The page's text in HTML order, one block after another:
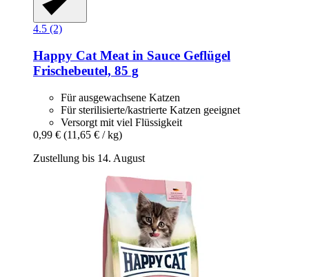
4.5 (2)
Happy Cat Meat in Sauce Geflügel
Frischebeutel, 85 g
Für ausgewachsene Katzen
Für sterilisierte/kastrierte Katzen geeignet
Versorgt mit viel Flüssigkeit
0,99 € (11,65 € / kg)
Zustellung bis 14. August